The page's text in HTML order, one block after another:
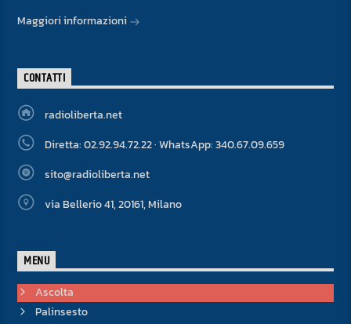
Maggiori informazioni
CONTATTI
radioliberta.net
Diretta: 02.92.94.72.22 · WhatsApp: 340.67.09.659
sito@radioliberta.net
via Bellerio 41, 20161, Milano
MENU
Ascolta
Palinsesto